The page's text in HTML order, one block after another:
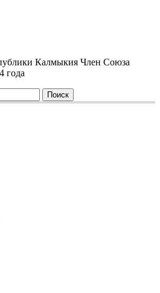
Калмыкия Член Союза
года
Поиск